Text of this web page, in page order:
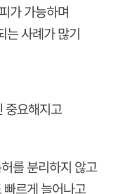
가 가능하며
는 사례가 많기
중요해지고
를 분리하지 않고
빠르게 늘어나고